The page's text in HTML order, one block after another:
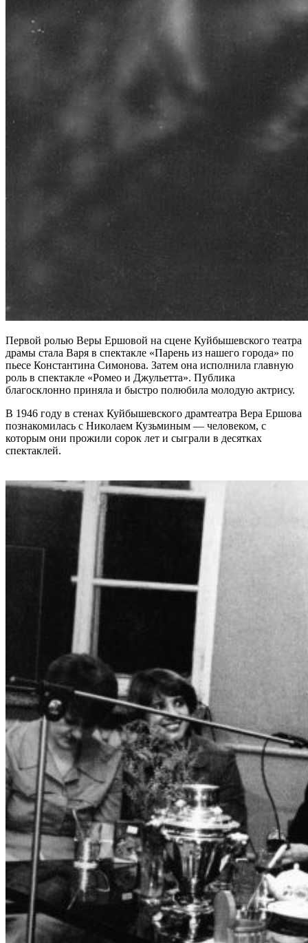
Первой ролью Веры Ершовой на сцене Куйбышевского театра
драмы стала Варя в спектакле «Парень из нашего города» по
пьесе Константина Симонова. Затем она исполнила главную
роль в спектакле «Ромео и Джульетта». Публика
благосклонно приняла и быстро полюбила молодую актрису.
В 1946 году в стенах Куйбышевского драмтеатра Вера Ершова
познакомилась с Николаем Кузьминым — человеком, с
которым они прожили сорок лет и сыграли в десятках
спектаклей.